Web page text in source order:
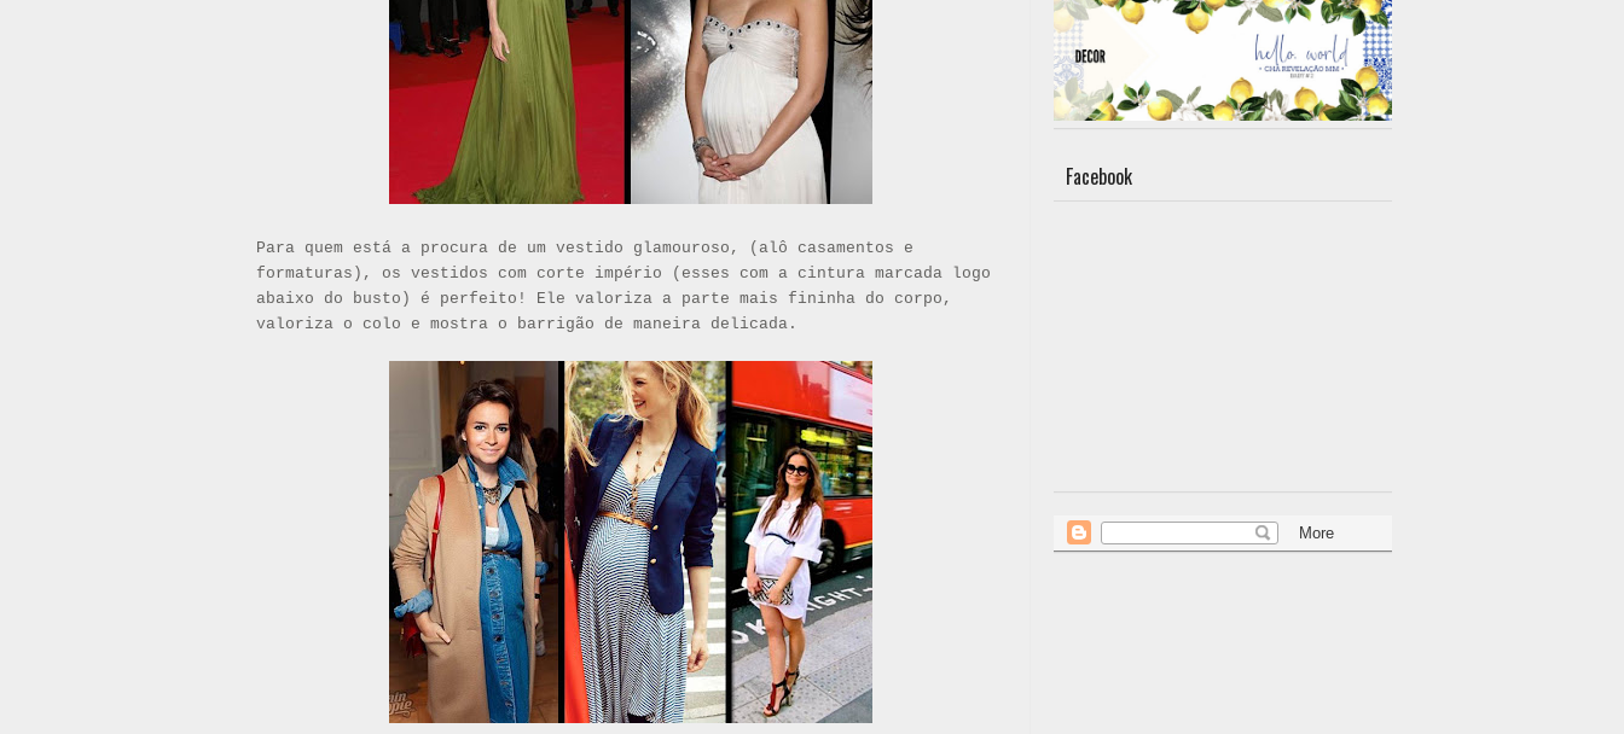
Para quem está a procura de um vestido glamouroso, (alô casamentos e
formaturas), os vestidos com corte império (esses com a cintura marcada logo
abaixo do busto) é perfeito! Ele valoriza a parte mais fininha do corpo,
valoriza o colo e mostra o barrigão de maneira delicada.
Facebook